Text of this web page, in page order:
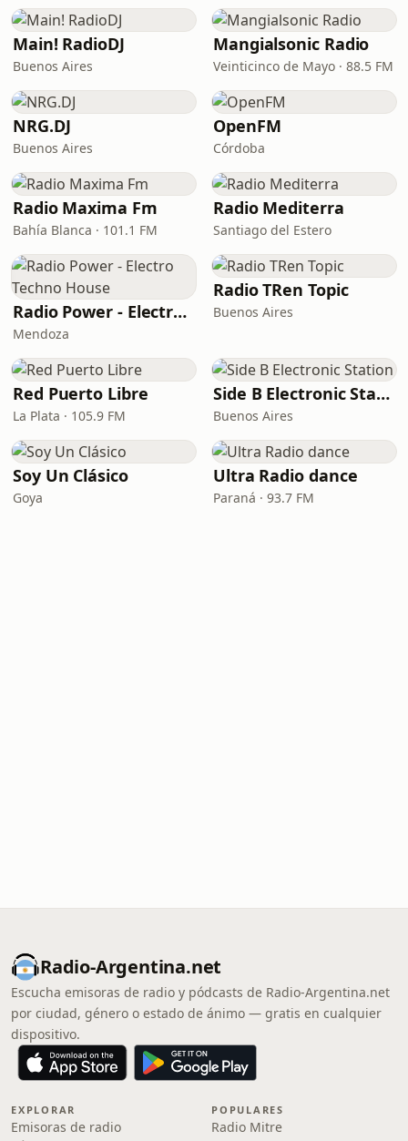
Main! RadioDJ
Buenos Aires
Mangialsonic Radio
Veinticinco de Mayo · 88.5 FM
NRG.DJ
Buenos Aires
OpenFM
Córdoba
Radio Maxima Fm
Bahía Blanca · 101.1 FM
Radio Mediterra
Santiago del Estero
Radio Power - Electro Techno House
Mendoza
Radio TRen Topic
Buenos Aires
Red Puerto Libre
La Plata · 105.9 FM
Side B Electronic Station
Buenos Aires
Soy Un Clásico
Goya
Ultra Radio dance
Paraná · 93.7 FM
Radio-Argentina.net
Escucha emisoras de radio y pódcasts de Radio-Argentina.net
por ciudad, género o estado de ánimo — gratis en cualquier
dispositivo.
EXPLORAR
Emisoras de radio
POPULARES
Radio Mitre